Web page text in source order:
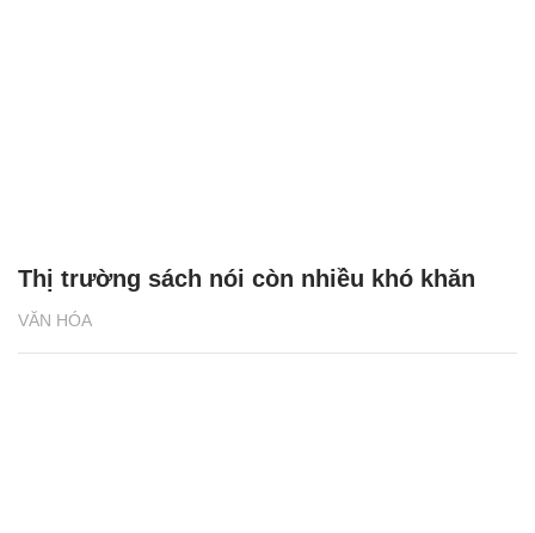
VĂN HÓA
Thị trường sách nói còn nhiều khó khăn